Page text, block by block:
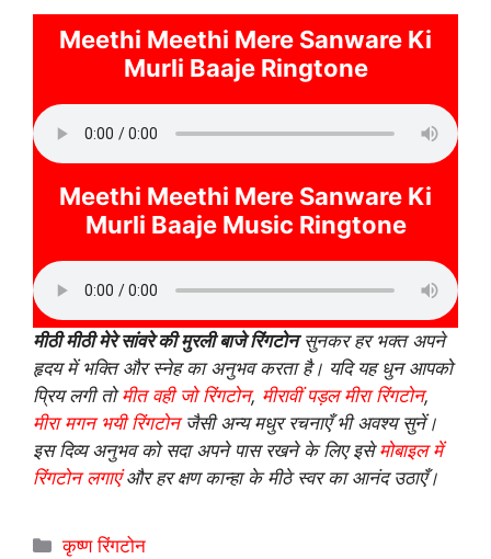
Meethi Meethi Mere Sanware Ki
Murli Baaje Ringtone
Meethi Meethi Mere Sanware Ki
Murli Baaje Music Ringtone
मीठी मीठी मेरे सांवरे की मुरली बाजे रिंगटोनसुनकर हर भक्त अपने
हृदय में भक्ति और स्नेह का अनुभव करता है। यदि यह धुन आपको
प्रिय लगी तोमीत वही जो रिंगटोन, मीरावीं पड़ल मीरा रिंगटोन,
मीरा मगन भयी रिंगटोनजैसी अन्य मधुर रचनाएँ भी अवश्य सुनें।
इस दिव्य अनुभव को सदा अपने पास रखने के लिए इसेमोबाइल में
रिंगटोन लगाएंऔर हर क्षण कान्हा के मीठे स्वर का आनंद उठाएँ।
Categories
कृष्ण रिंगटोन